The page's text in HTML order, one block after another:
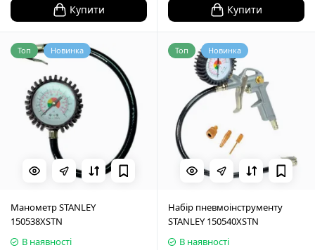
Купити Купити
Топ Новинка
Манометр STANLEY
150538XSTN
В наявності
Топ Новинка
Набір пневмоінструменту
STANLEY 150540XSTN
В наявності